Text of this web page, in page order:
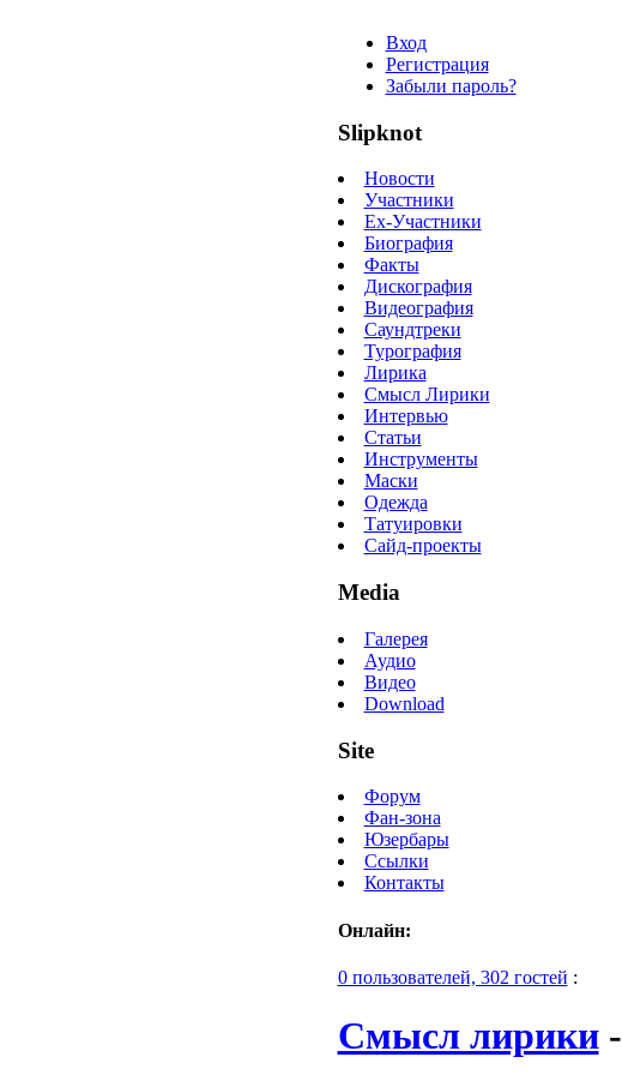
Вход
Регистрация
Забыли пароль?
Slipknot
Новости
Участники
Ex-Участники
Биография
Факты
Дискография
Видеография
Саундтреки
Турография
Лирика
Смысл Лирики
Интервью
Статьи
Инструменты
Маски
Одежда
Татуировки
Сайд-проекты
Media
Галерея
Аудио
Видео
Download
Site
Форум
Фан-зона
Юзербары
Ссылки
Контакты
Онлайн:
0 пользователей, 302 гостей :
Смысл лирики-